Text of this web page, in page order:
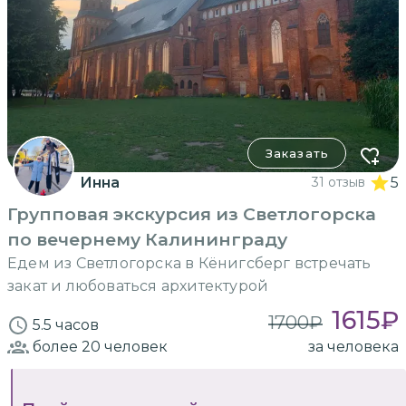
Заказать
Инна 31 отзыв 5
Групповая экскурсия из Светлогорска
по вечернему Калининграду
Едем из Светлогорска в Кёнигсберг встречать
закат и любоваться архитектурой
5.5 часов 1700₽ 1615₽
более 20 человек за человека